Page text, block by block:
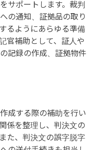
サポートします。裁判
の通知、証拠品の取り
るようにあらゆる準備
官補助として、証人や
記録の作成、証拠物件
成する際の補助を行い
係を整理し、判決文の
た、判決文の誤字脱字